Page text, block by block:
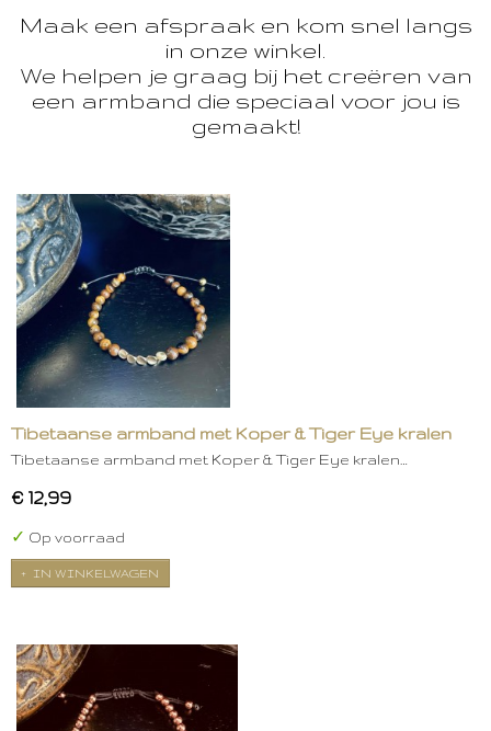
Maak een afspraak en kom snel langs
in onze winkel.
We helpen je graag bij het creëren van
een armband die speciaal voor jou is
gemaakt!
Tibetaanse armband met Koper & Tiger Eye kralen
Tibetaanse armband met Koper & Tiger Eye kralen…
€ 12,99
✓ Op voorraad
IN WINKELWAGEN